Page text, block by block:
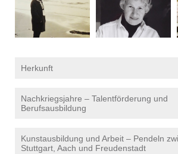
Herkunft
Nachkriegsjahre – Talentförderung und
Berufsausbildung
Kunstausbildung und Arbeit – Pendeln
Stuttgart, Aach und Freudenstadt